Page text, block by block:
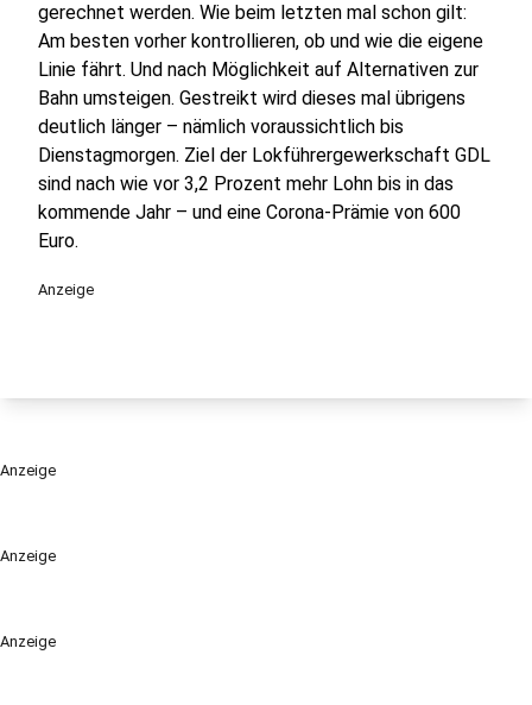
Anzeige
Anzeige
gerechnet werden. Wie beim letzten mal schon gilt:
Am besten vorher kontrollieren, ob und wie die eigene
Linie fährt. Und nach Möglichkeit auf Alternativen zur
Bahn umsteigen. Gestreikt wird dieses mal übrigens
deutlich länger – nämlich voraussichtlich bis
Dienstagmorgen. Ziel der Lokführergewerkschaft GDL
sind nach wie vor 3,2 Prozent mehr Lohn bis in das
kommende Jahr – und eine Corona-Prämie von 600
Euro.
Anzeige
Anzeige